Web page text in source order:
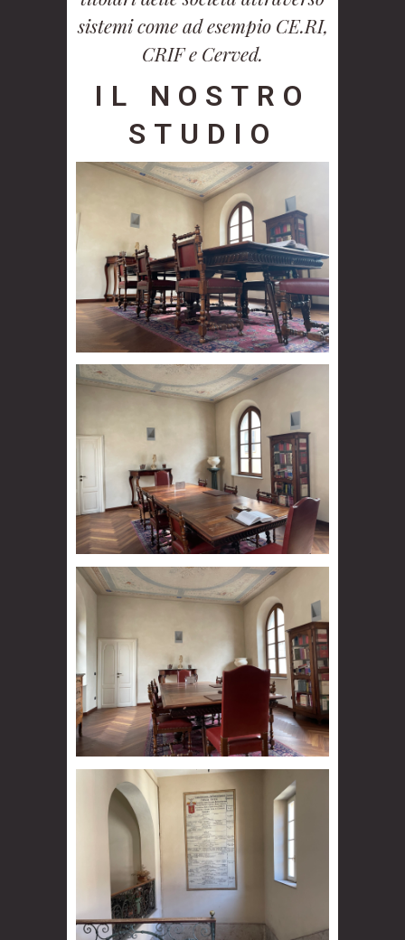
sistemi come ad esempio CE.RI,
CRIF e Cerved.
IL NOSTRO
STUDIO